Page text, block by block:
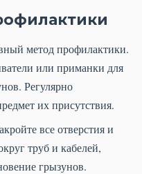
метод профилактики.
или приманки для
Регулярно
их присутствия.
все отверстия и
труб и кабелей,
грызунов.